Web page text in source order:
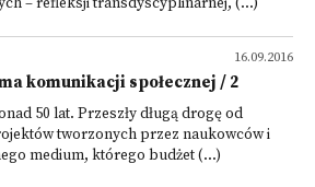
– refleksji transdyscyplinarnej, (...)
16.09.2016
komunikacji społecznej / 2
50 lat. Przeszły długą drogę od
tworzonych przez naukowców i
medium, którego budżet (...)